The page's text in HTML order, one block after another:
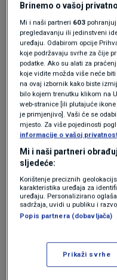
Iako držanje drva
pomoći da
to također može
privlačnijim za
se zmije privuku
tamno utočište
štetočineEthan
Deke
Niste jedini koji se
možda traže sličnu
podrumu. "Ako
Brinemo o vašoj
Mi i naši partneri 603
pregledavanju ili jedinstveni
uređaju. Odabirom opcije
koje podržavaju svrhe za čije
podatke. Ako su alati za
koje vidite možda više neće
na ovaj izbornik kako biste
bilo kojem trenutku klikom na
web-stranice [ili plutajuće
je primjenjivo]. Vaši će se
mjesto. Za više pojedinosti
informacije o vašoj
Mi i naši partneri
sljedeće:
Korištenje preciznih
karakteristika uređaja za
uređaju. Personalizirano
sadržaja, uvidi u publiku i
Popis partnera (dobavljača)
Prikaži svrhe